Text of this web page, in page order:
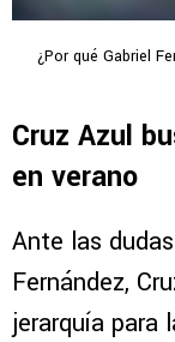
¿Por qué Gabriel
Cruz Azul
en verano
Ante las
Fernández,
jerarquía para